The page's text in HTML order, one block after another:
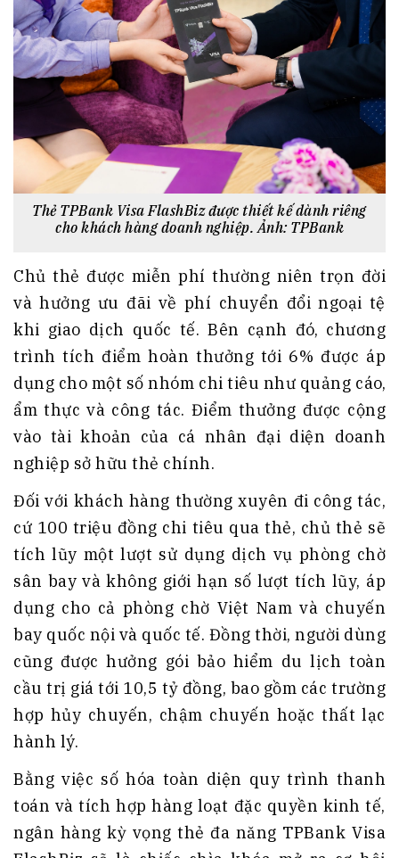
Thẻ TPBank Visa FlashBiz được thiết kế dành riêng
cho khách hàng doanh nghiệp. Ảnh: TPBank
Chủ thẻ được miễn phí thường niên trọn đời
và hưởng ưu đãi về phí chuyển đổi ngoại tệ
khi giao dịch quốc tế. Bên cạnh đó, chương
trình tích điểm hoàn thưởng tới 6% được áp
dụng cho một số nhóm chi tiêu như quảng cáo,
ẩm thực và công tác. Điểm thưởng được cộng
vào tài khoản của cá nhân đại diện doanh
nghiệp sở hữu thẻ chính.
Đối với khách hàng thường xuyên đi công tác,
cứ 100 triệu đồng chi tiêu qua thẻ, chủ thẻ sẽ
tích lũy một lượt sử dụng dịch vụ phòng chờ
sân bay và không giới hạn số lượt tích lũy, áp
dụng cho cả phòng chờ Việt Nam và chuyến
bay quốc nội và quốc tế. Đồng thời, người dùng
cũng được hưởng gói bảo hiểm du lịch toàn
cầu trị giá tới 10,5 tỷ đồng, bao gồm các trường
hợp hủy chuyến, chậm chuyến hoặc thất lạc
hành lý.
Bằng việc số hóa toàn diện quy trình thanh
toán và tích hợp hàng loạt đặc quyền kinh tế,
ngân hàng kỳ vọng thẻ đa năng TPBank Visa